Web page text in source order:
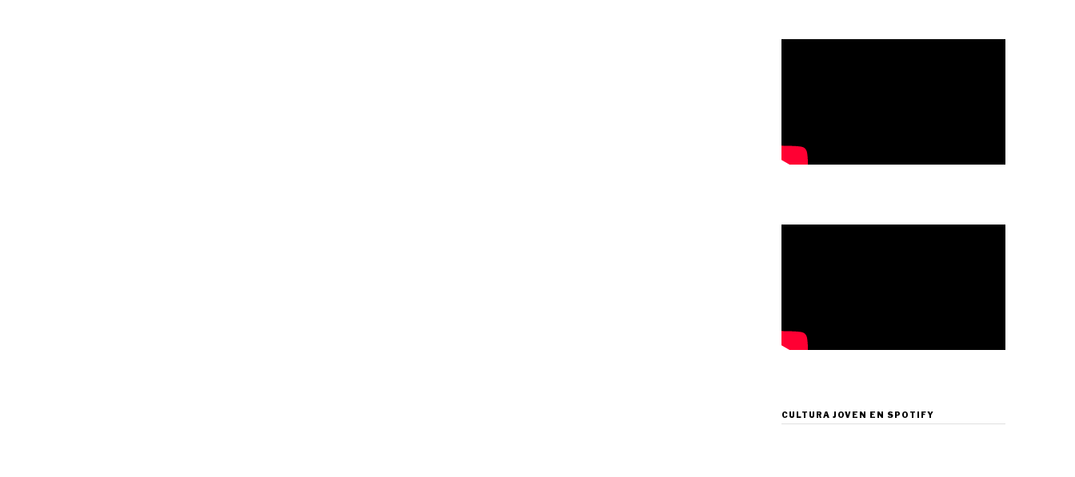
CULTURA JOVEN EN SPOTIFY